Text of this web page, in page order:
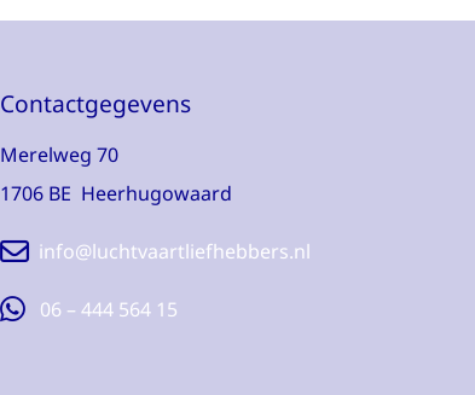
Contactgegevens
Merelweg 70
1706 BE Heerhugowaard
info@luchtvaartliefhebbers.nl
06 – 444 564 15